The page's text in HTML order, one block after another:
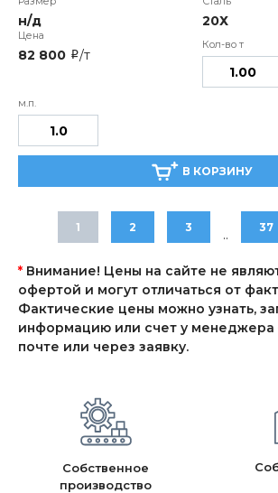
н/д 20Х
82 800 i/т
В КОРЗИНУ
1 2 3 .. 37
* Внимание! Цены на сайте не
офертой и могут отличаться от
Фактические цены можно узнать,
информацию или счет у менеджера
почте или через заявку.
Собственное
производство